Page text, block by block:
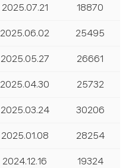
2025.07.21 18870
2025.06.02 25495
2025.05.27 26661
2025.04.30 25732
2025.03.24 30206
2025.01.08 28254
2024.12.16 19324